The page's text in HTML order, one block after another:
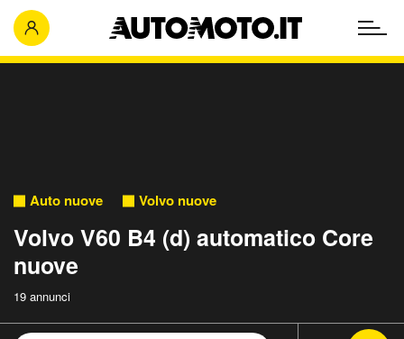
Auto nuove Volvo nuove
Volvo V60 B4 (d) automatico Core
nuove
19 annunci